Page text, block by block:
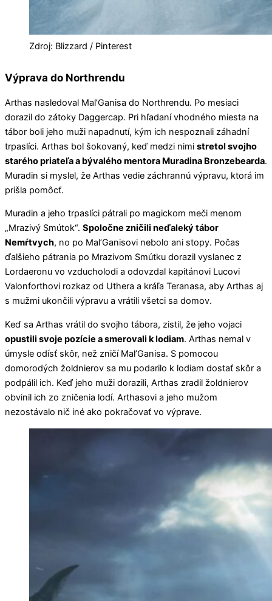
Zdroj: Blizzard / Pinterest
Výprava do Northrendu
Arthas nasledoval Mal’Ganisa do Northrendu. Po mesiaci
dorazil do zátoky Daggercap. Pri hľadaní vhodného miesta na
tábor boli jeho muži napadnutí, kým ich nespoznali záhadní
trpaslíci. Arthas bol šokovaný, keď medzi nimi stretol svojho
starého priateľa a bývalého mentora Muradina Bronzebearda.
Muradin si myslel, že Arthas vedie záchrannú výpravu, ktorá im
prišla pomôcť.
Muradin a jeho trpaslíci pátrali po magickom meči menom
„Mrazivý Smútok“. Spoločne zničili neďaleký tábor
Nemŕtvych, no po Mal’Ganisovi nebolo ani stopy. Počas
ďalšieho pátrania po Mrazivom Smútku dorazil vyslanec z
Lordaeronu vo vzducholodi a odovzdal kapitánovi Lucovi
Valonforthovi rozkaz od Uthera a kráľa Teranasa, aby Arthas aj
s mužmi ukončili výpravu a vrátili všetci sa domov.
Keď sa Arthas vrátil do svojho tábora, zistil, že jeho vojaci
opustili svoje pozície a smerovali k lodiam. Arthas nemal v
úmysle odísť skôr, než zničí Mal’Ganisa. S pomocou
domorodých žoldnierov sa mu podarilo k lodiam dostať skôr a
podpálil ich. Keď jeho muži dorazili, Arthas zradil žoldnierov
obvinil ich zo zničenia lodí. Arthasovi a jeho mužom
nezostávalo nič iné ako pokračovať vo výprave.